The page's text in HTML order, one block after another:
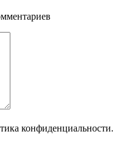
конфиденциальности.